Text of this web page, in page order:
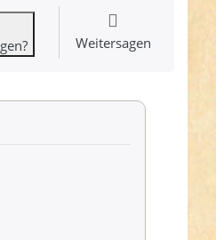
Weitersagen